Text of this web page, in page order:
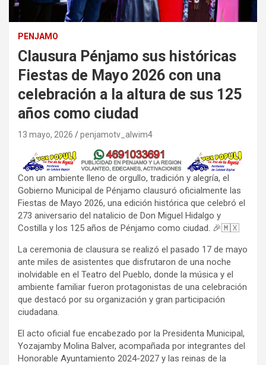
PENJAMO
Clausura Pénjamo sus históricas
Fiestas de Mayo 2026 con una
celebración a la altura de sus 125
años como ciudad
13 mayo, 2026 penjamotv_alwim4
Con un ambiente lleno de orgullo, tradición y alegría, el
Gobierno Municipal de Pénjamo clausuró oficialmente las
Fiestas de Mayo 2026, una edición histórica que celebró el
273 aniversario del natalicio de Don Miguel Hidalgo y
Costilla y los 125 años de Pénjamo como ciudad. 🎉🇲🇽
La ceremonia de clausura se realizó el pasado 17 de mayo
ante miles de asistentes que disfrutaron de una noche
inolvidable en el Teatro del Pueblo, donde la música y el
ambiente familiar fueron protagonistas de una celebración
que destacó por su organización y gran participación
ciudadana.
El acto oficial fue encabezado por la Presidenta Municipal,
Yozajamby Molina Balver, acompañada por integrantes del
Honorable Ayuntamiento 2024-2027 y las reinas de la